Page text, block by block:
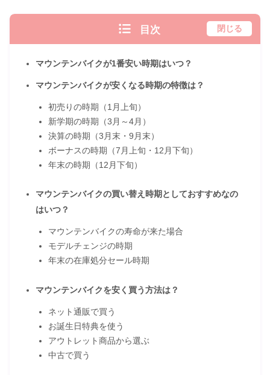
目次 閉じる
マウンテンバイクが1番安い時期はいつ？
マウンテンバイクが安くなる時期の特徴は？
初売りの時期（1月上旬）
新学期の時期（3月～4月）
決算の時期（3月末・9月末）
ボーナスの時期（7月上旬・12月下旬）
年末の時期（12月下旬）
マウンテンバイクの買い替え時期としておすすめなの
はいつ？
マウンテンバイクの寿命が来た場合
モデルチェンジの時期
年末の在庫処分セール時期
マウンテンバイクを安く買う方法は？
ネット通販で買う
お誕生日特典を使う
アウトレット商品から選ぶ
中古で買う